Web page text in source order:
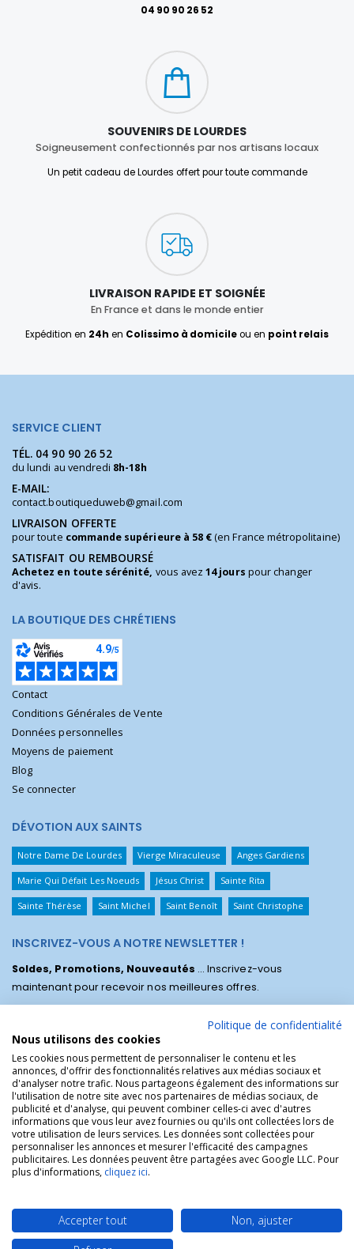
04 90 90 26 52
SOUVENIRS DE LOURDES
Soigneusement confectionnés par nos artisans locaux
Un petit cadeau de Lourdes offert pour toute commande
LIVRAISON RAPIDE ET SOIGNÉE
En France et dans le monde entier
Expédition en 24h en Colissimo à domicileou en point relais
SERVICE CLIENT
TÉL. 04 90 90 26 52
du lundi au vendredi 8h-18h
E-MAIL:
contact.boutiqueduweb@gmail.com
LIVRAISON OFFERTE
pour toute commande supérieure à 58 €(en France métropolitaine)
SATISFAIT OU REMBOURSÉ
Achetez en toute sérénité, vous avez14 jours pour changer
d'avis.
LA BOUTIQUE DES CHRÉTIENS
Contact
Conditions Générales de Vente
Données personnelles
Moyens de paiement
Blog
Se connecter
DÉVOTION AUX SAINTS
Notre Dame De Lourdes Vierge Miraculeuse Anges Gardiens
Marie Qui Défait Les Noeuds Jésus Christ Sainte Rita
Sainte Thérèse Saint Michel Saint Benoît Saint Christophe
INSCRIVEZ-VOUS A NOTRE NEWSLETTER !
Soldes, Promotions, Nouveautés ... Inscrivez-vous
maintenant pour recevoir nos meilleures offres.
La Boutique des Chrétiens © | La boutique religieuse chrétienne de
référence !.
Politique de confidentialité
Nous utilisons des cookies
Les cookies nous permettent de personnaliser le contenu et les
annonces, d'offrir des fonctionnalités relatives aux médias sociaux et
d'analyser notre trafic. Nous partageons également des informations sur
l'utilisation de notre site avec nos partenaires de médias sociaux, de
publicité et d'analyse, qui peuvent combiner celles-ci avec d'autres
informations que vous leur avez fournies ou qu'ils ont collectées lors de
votre utilisation de leurs services. Les données sont collectées pour
personnaliser les annonces et mesurer l'efficacité des campagnes
publicitaires. Les données peuvent être partagées avec Google LLC. Pour
plus d'informations, cliquez ici.
Accepter tout
Non, ajuster